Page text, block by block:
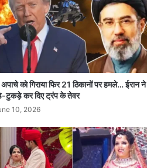
को गिराया फिर 21 ठिकानों पर हमले… ईरान ने
टुकड़े कर दिए ट्रंप के तेवर
10, 2026